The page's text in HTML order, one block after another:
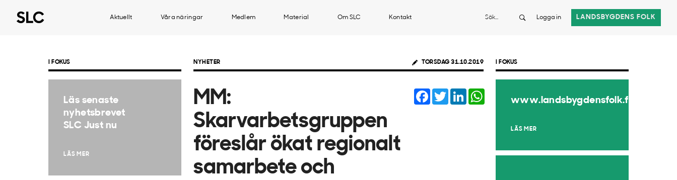
Aktuellt Våra näringar Medlem Material Om SLC Kontakt Sök Logga in LANDSBYGDENS FOLK
NYHETER TORSDAG 31.10.2019
MM:
Skarvarbetsgruppen
föreslår ökat regionalt
samarbete och
Facebook
TwitterLinkedIn
I FOKUS
Läs senaste
nyhetsbrevet
SLC Just nu
LÄS MER
I FOKUS
www.landsbygdensfolk.fi
LÄS MER